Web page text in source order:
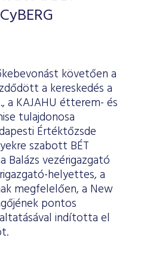
követően a
a kereskedés a
a KAJAHU étterem- és
tulajdonosa
Értéktőzsde
szabott BÉT
Balázs vezérigazgató
helyettes, a
megfelelően, a New
pontos
indította el